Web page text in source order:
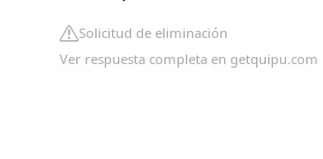
Solicitud de eliminación
Ver respuesta completa en getquipu.com